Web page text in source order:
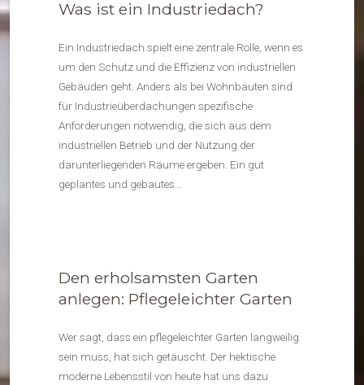
Was ist ein Industriedach?
Ein Industriedach spielt eine zentrale Rolle, wenn es
um den Schutz und die Effizienz von industriellen
Gebäuden geht. Anders als bei Wohnbauten sind
für Industrieüberdachungen spezifische
Anforderungen notwendig, die sich aus dem
industriellen Betrieb und der Nutzung der
darunterliegenden Räume ergeben. Ein gut
geplantes und gebautes…
Den erholsamsten Garten
anlegen: Pflegeleichter Garten
Wer sagt, dass ein pflegeleichter Garten langweilig
sein muss, hat sich getäuscht. Der hektische
moderne Lebensstil von heute hat uns dazu